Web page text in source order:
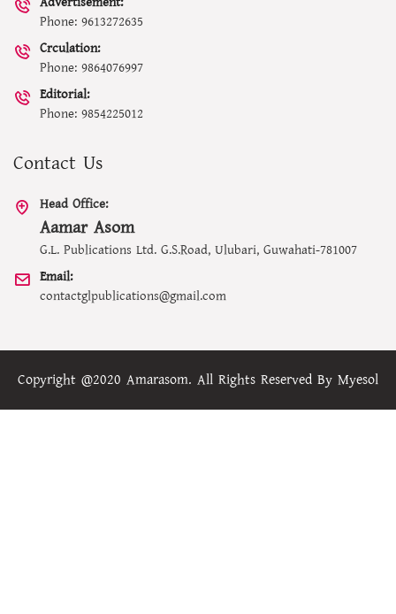
Phone: 9613272635
Crculation:
Phone: 9864076997
Editorial:
Phone: 9854225012
Contact Us
Head Office:
Aamar Asom
G.L. Publications Ltd. G.S.Road, Ulubari, Guwahati-781007
Email:
contactglpublications@gmail.com
Copyright @2020 Amarasom. All Rights Reserved By Myesol